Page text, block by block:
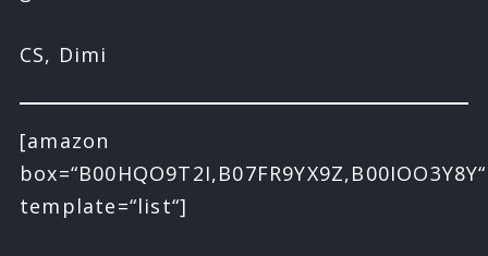
CS, Dimi
[amazon
box=“B00HQO9T2I,B07FR9YX9Z,B00IOO3Y8Y“
template=“list“]